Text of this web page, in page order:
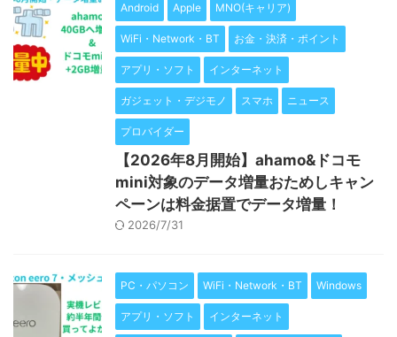
Android Apple MNO(キャリア)
WiFi・Network・BT お金・決済・ポイント
アプリ・ソフト インターネット
ガジェット・デジモノ スマホ ニュース
プロバイダー
【2026年8月開始】ahamo&ドコモ
mini対象のデータ増量おためしキャン
ペーンは料金据置でデータ増量！
2026/7/31
PC・パソコン WiFi・Network・BT Windows
アプリ・ソフト インターネット